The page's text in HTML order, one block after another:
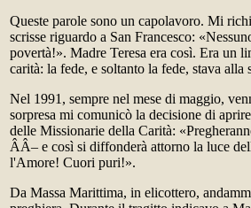
Queste parole sono un capolavoro. Mi
scrisse riguardo a San Francesco:
povertà!». Madre Teresa era così. Era un
carità: la fede, e soltanto la fede, stava alla
Nel 1991, sempre nel mese di maggio,
sorpresa mi comunicò la decisione di
delle Missionarie della Carità:
ÂÂ– e così si diffonderà attorno la luce
l'Amore! Cuori puri!».
Da Massa Marittima, in elicottero,